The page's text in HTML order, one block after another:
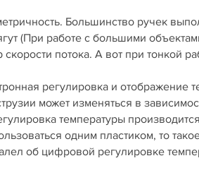
Большинство ручек
(При работе с большими
скорости потока. А вот при тонкой
регулировка и отображение
может изменяться в
температуры
одним пластиком, то
об цифровой регулировке